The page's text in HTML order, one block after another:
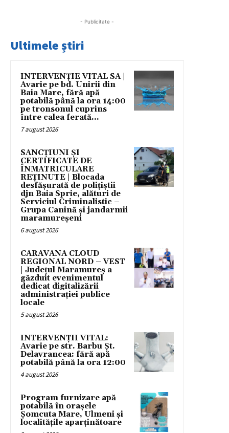
- Publicitate -
Ultimele știri
INTERVENȚIE VITAL SA |
Avarie pe bd. Unirii din
Baia Mare, fără apă
potabilă până la ora 14:00
pe tronsonul cuprins
între calea ferată...
7 august 2026
SANCȚIUNI ȘI
CERTIFICATE DE
ÎNMATRICULARE
REȚINUTE | Blocada
desfășurată de polițiștii
djn Baia Sprie, alături de
Serviciul Criminalistic –
Grupa Canină și jandarmii
maramureșeni
6 august 2026
CARAVANA CLOUD
REGIONAL NORD – VEST
| Județul Maramureș a
găzduit evenimentul
dedicat digitalizării
administrației publice
locale
5 august 2026
INTERVENȚII VITAL:
Avarie pe str. Barbu Șt.
Delavrancea: fără apă
potabilă până la ora 12:00
4 august 2026
Program furnizare apă
potabilă în orașele
Șomcuta Mare, Ulmeni și
localitățile aparținătoare